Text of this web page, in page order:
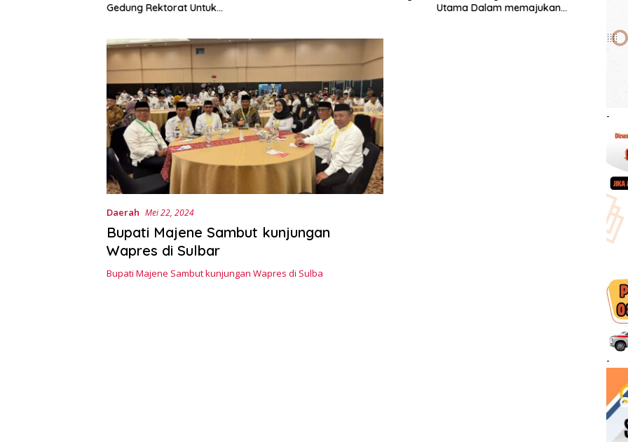
Gedung Rektorat Untuk
Utama Dalam memajukan
Daerah Mei 22, 2024
Bupati Majene Sambut kunjungan
Wapres di Sulbar
Bupati Majene Sambut kunjungan Wapres di Sulba
-
-